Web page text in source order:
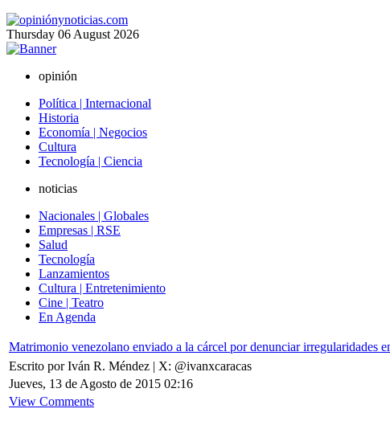
Thursday 06 August 2026
opinión
Política | Internacional
Historia
Economía | Negocios
Cultura
Tecnología | Ciencia
noticias
Nacionales | Globales
Empresas | RSE
Salud
Tecnología
Lanzamientos
Cultura | Entretenimiento
Cine | Teatro
En Agenda
Matrimonio venezolano enviado a la cárcel por denunciar irregularidades
Escrito por Iván R. Méndez | X: @ivanxcaracas
Jueves, 13 de Agosto de 2015 02:16
View Comments